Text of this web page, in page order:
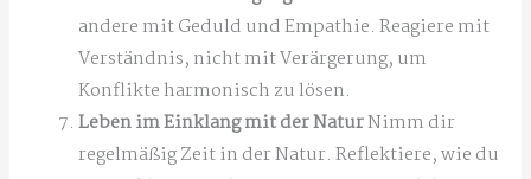
andere mit Geduld und Empathie. Reagiere mit
Verständnis, nicht mit Verärgerung, um
Konflikte harmonisch zu lösen.
Leben im Einklang mit der NaturNimm dir
regelmäßig Zeit in der Natur. Reflektiere, wie du